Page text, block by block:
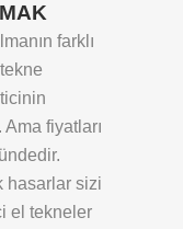
farklı
fiyatları
hasarlar sizi
el tekneler